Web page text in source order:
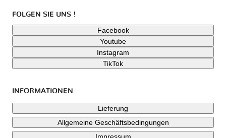
FOLGEN SIE UNS !
Facebook
Youtube
Instagram
TikTok
INFORMATIONEN
Lieferung
Allgemeine Geschäftsbedingungen
Impressum